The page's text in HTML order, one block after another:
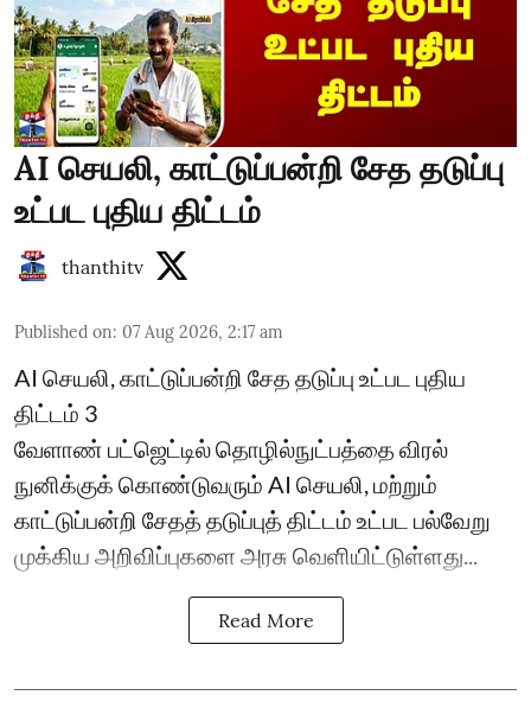
AI செயலி, காட்டுப்பன்றி சேத தடுப்பு
உட்பட புதிய திட்டம்
thanthitv
Published on: 07 Aug 2026, 2:17 am
AI செயலி, காட்டுப்பன்றி சேத தடுப்பு உட்பட புதிய
திட்டம் 3
வேளாண் பட்ஜெட்டில் தொழில்நுட்பத்தை விரல்
நுனிக்குக் கொண்டுவரும் AI செயலி, மற்றும்
காட்டுப்பன்றி சேதத் தடுப்புத் திட்டம் உட்பட பல்வேறு
முக்கிய அறிவிப்புகளை அரசு வெளியிட்டுள்ளது...
Read More